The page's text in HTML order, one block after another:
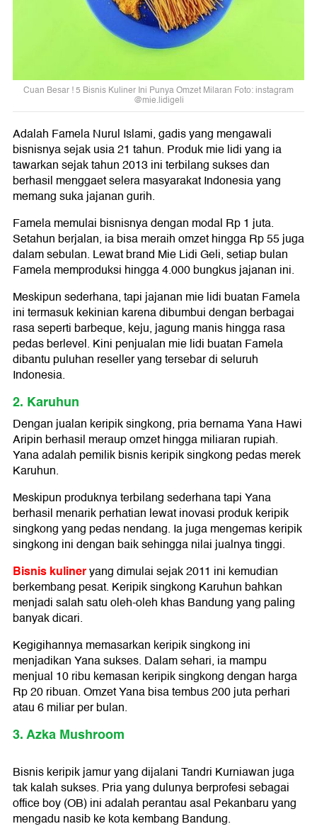
Cuan Besar ! 5 Bisnis Kuliner Ini Punya Omzet Milaran Foto: instagram
@mie.lidigeli
Adalah Famela Nurul Islami, gadis yang mengawali
bisnisnya sejak usia 21 tahun. Produk mie lidi yang ia
tawarkan sejak tahun 2013 ini terbilang sukses dan
berhasil menggaet selera masyarakat Indonesia yang
memang suka jajanan gurih.
Famela memulai bisnisnya dengan modal Rp 1 juta.
Setahun berjalan, ia bisa meraih omzet hingga Rp 55 juga
dalam sebulan. Lewat brand Mie Lidi Geli, setiap bulan
Famela memproduksi hingga 4.000 bungkus jajanan ini.
Meskipun sederhana, tapi jajanan mie lidi buatan Famela
ini termasuk kekinian karena dibumbui dengan berbagai
rasa seperti barbeque, keju, jagung manis hingga rasa
pedas berlevel. Kini penjualan mie lidi buatan Famela
dibantu puluhan reseller yang tersebar di seluruh
Indonesia.
2. Karuhun
Dengan jualan keripik singkong, pria bernama Yana Hawi
Aripin berhasil meraup omzet hingga miliaran rupiah.
Yana adalah pemilik bisnis keripik singkong pedas merek
Karuhun.
Meskipun produknya terbilang sederhana tapi Yana
berhasil menarik perhatian lewat inovasi produk keripik
singkong yang pedas nendang. Ia juga mengemas keripik
singkong ini dengan baik sehingga nilai jualnya tinggi.
Bisnis kulineryang dimulai sejak 2011 ini kemudian
berkembang pesat. Keripik singkong Karuhun bahkan
menjadi salah satu oleh-oleh khas Bandung yang paling
banyak dicari.
Kegigihannya memasarkan keripik singkong ini
menjadikan Yana sukses. Dalam sehari, ia mampu
menjual 10 ribu kemasan keripik singkong dengan harga
Rp 20 ribuan. Omzet Yana bisa tembus 200 juta perhari
atau 6 miliar per bulan.
3. Azka Mushroom
Bisnis keripik jamur yang dijalani Tandri Kurniawan juga
tak kalah sukses. Pria yang dulunya berprofesi sebagai
office boy (OB) ini adalah perantau asal Pekanbaru yang
mengadu nasib ke kota kembang Bandung.